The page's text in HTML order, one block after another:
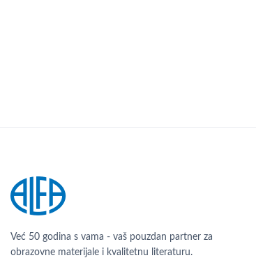
Već 50 godina s vama - vaš pouzdan partner za
obrazovne materijale i kvalitetnu literaturu.